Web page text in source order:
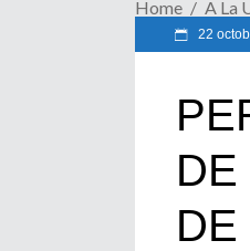
Home A La
22
DE
DE